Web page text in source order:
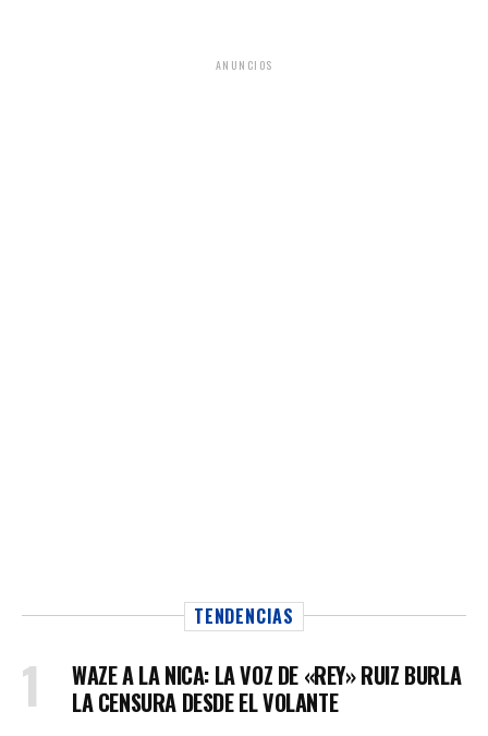
ANUNCIOS
TENDENCIAS
WAZE A LA NICA: LA VOZ DE «REY» RUIZ BURLA
LA CENSURA DESDE EL VOLANTE